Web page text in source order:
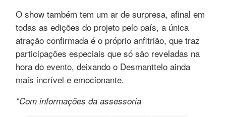
O show também tem um ar de surpresa, afinal em
todas as edições do projeto pelo país, a única
atração confirmada é o próprio anfitrião, que traz
participações especiais que só são reveladas na
hora do evento, deixando o Desmanttelo ainda
mais incrível e emocionante.
*Com informações da assessoria